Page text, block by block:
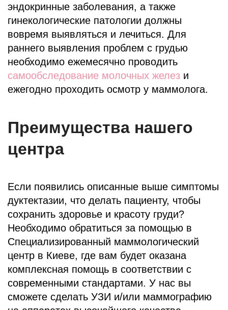
эндокринные заболевания, а также
гинекологические патологии должны
вовремя выявляться и лечиться. Для
раннего выявления проблем с грудью
необходимо ежемесячно проводить
самообследование молочных желез и
ежегодно проходить осмотр у маммолога.
Преимущества нашего
центра
Если появились описанные выше симптомы
дуктектазии, что делать пациенту, чтобы
сохранить здоровье и красоту груди?
Необходимо обратиться за помощью в
Специализированный маммологический
центр в Киеве, где вам будет оказана
комплексная помощь в соответствии с
современными стандартами. У нас вы
сможете сделать УЗИ и/или маммографию